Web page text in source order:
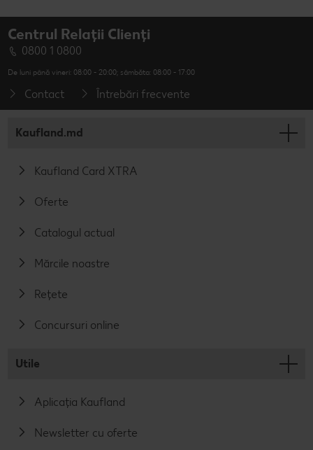
Centrul Relații Clienți
0800 1 0800
De luni până vineri: 08:00 - 20:00; sâmbăta: 08:00 - 17:00
Contact Întrebări frecvente
Kaufland.md
Kaufland Card XTRA
Oferte
Catalogul actual
Mărcile noastre
Rețete
Concursuri online
Utile
Aplicația Kaufland
Newsletter cu oferte